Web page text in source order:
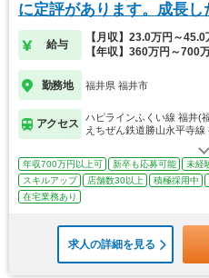
に定評があります。成長
す
給与
【月収】23.0万円～
【年収】360万円～700
勤務地 福井県 福井市
アクセス
ハピラインふくい線 福井(
えちぜん鉄道勝山永平寺
年収700万円以上可 新卒も応募可能 未経
スキルアップ
店舗数30以上 積極採用中
在宅業務あり
求人の詳細を見る